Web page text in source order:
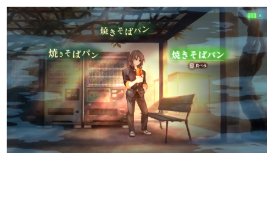
日本モバイルゲーム産業史
日本のモバイルゲーム史における主要なトピック・タイト
ルを網羅するほか、開発者へのインタビューや識者による
解説を掲載。約20年の歴史が一望できる決定版！
若ゲのいたり〜ゲームクリエイターの青春〜
『うつヌケ』『ペンと箸』等で知られるマンガ家・田中圭
一先生によるゲーム業界レポートマンガです。
なんでゲームは面白い？
ゲーム開発者・hamatsu氏がゲームの魅力を画面や操作の
具体的な形から解き明かしていく、硬派で骨太な評論連載
です。